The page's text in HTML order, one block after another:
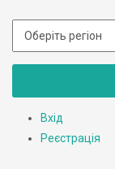
Вхід
Реєстрація